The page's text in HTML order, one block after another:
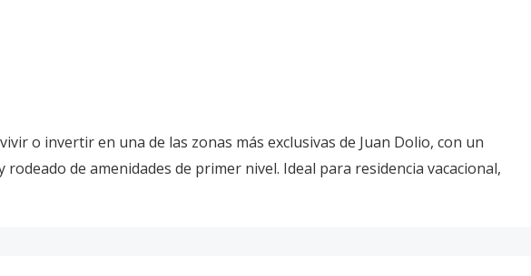
o invertir en una de las zonas más exclusivas de Juan Dolio, con un
de amenidades de primer nivel. Ideal para residencia vacacional,